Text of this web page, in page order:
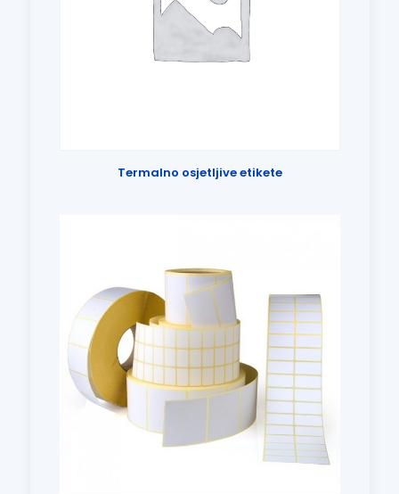
Termalno osjetljive etikete